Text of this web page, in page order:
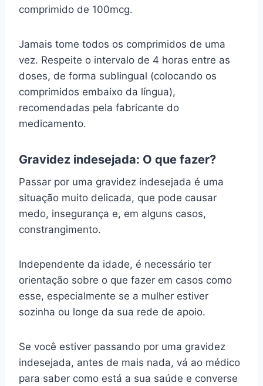
comprimido de 100mcg.
Jamais tome todos os comprimidos de uma
vez. Respeite o intervalo de 4 horas entre as
doses, de forma sublingual (colocando os
comprimidos embaixo da língua),
recomendadas pela fabricante do
medicamento.
Gravidez indesejada: O que fazer?
Passar por uma gravidez indesejada é uma
situação muito delicada, que pode causar
medo, insegurança e, em alguns casos,
constrangimento.
Independente da idade, é necessário ter
orientação sobre o que fazer em casos como
esse, especialmente se a mulher estiver
sozinha ou longe da sua rede de apoio.
Se você estiver passando por uma gravidez
indesejada, antes de mais nada, vá ao médico
para saber como está a sua saúde e converse